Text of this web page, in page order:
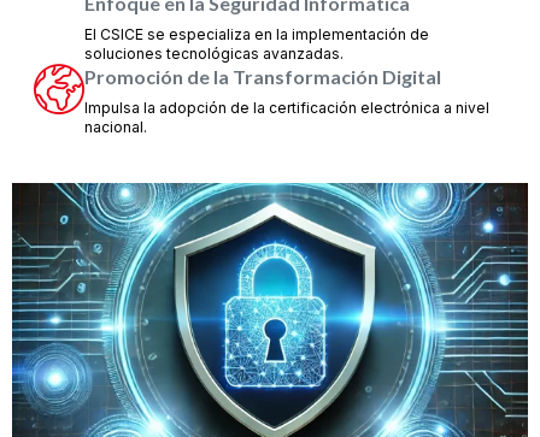
El CSICE se especializa en la implementación de
soluciones tecnológicas avanzadas.
Promoción de la Transformación Digital
Impulsa la adopción de la certificación electrónica a nivel
nacional.